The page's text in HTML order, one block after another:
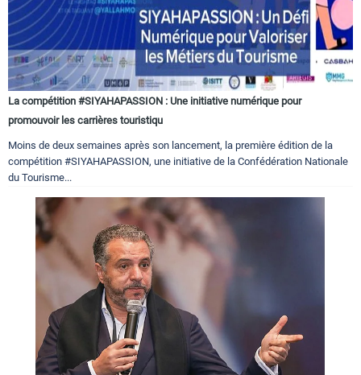
La compétition #SIYAHAPASSION : Une initiative numérique pour
promouvoir les carrières touristiqu
Moins de deux semaines après son lancement, la première édition de la
compétition #SIYAHAPASSION, une initiative de la Confédération Nationale
du Tourisme...